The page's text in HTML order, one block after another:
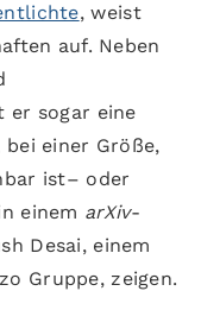
, weist
auf. Neben
er sogar eine
einer Größe,
ist– oder
einem arXiv-
Desai, einem
Gruppe, zeigen.